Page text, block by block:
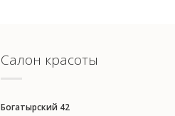
Салон красоты
Богатырский 42